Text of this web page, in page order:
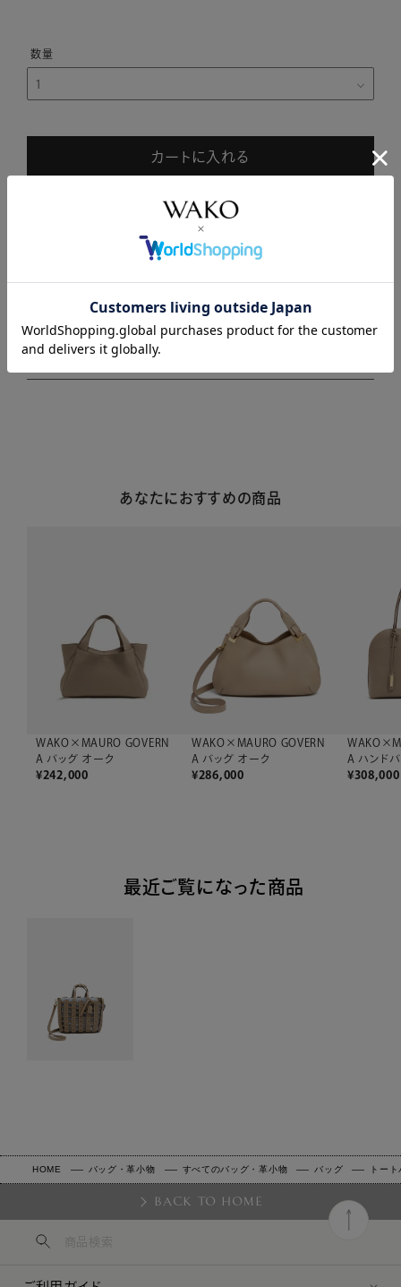
カートに入れる
商品詳細
注意事項・キャンセル・返品
あなたにおすすめの商品
WAKO×MAURO GOVERN
A バッグ オーク
¥242,000
WAKO×MAURO GOVERN
A バッグ オーク
¥286,000
A ハンド
¥308,000
最近ご覧になった商品
HOME バッグ・革小物 すべてのバッグ・革小物 バッグ トー
BACK TO HOME